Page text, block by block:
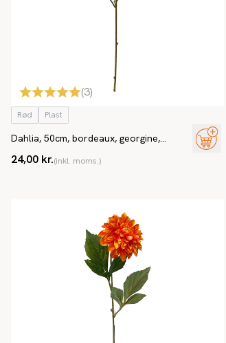
(3)
Rød Plast
Dahlia, 50cm, bordeaux, georgine,
24,00 kr.(inkl. moms.)